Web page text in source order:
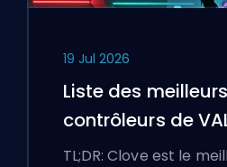
19 Jul 2026
Liste des
contrôleurs de
TL;DR: Clove est le